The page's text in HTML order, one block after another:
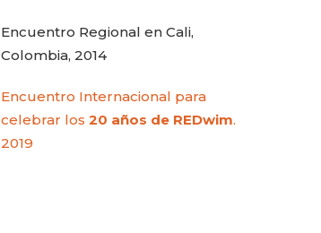
Encuentro Regional en Cali,
Colombia, 2014
Encuentro Internacional para
celebrar los 20 años de REDwim.
2019